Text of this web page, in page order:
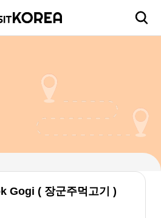
Gogi ( 장군주먹고기 )